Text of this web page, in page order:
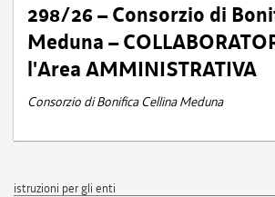
298/26 – Consorzio di
Meduna –
l'Area AMMINISTRATIVA
Consorzio di Bonifica Cellina Meduna
istruzioni per gli enti